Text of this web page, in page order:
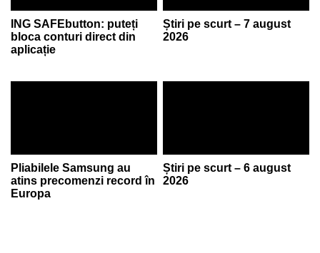
ING SAFEbutton: puteți
bloca conturi direct din
aplicație
Știri pe scurt – 7 august
2026
Pliabilele Samsung au
atins precomenzi record în
Europa
Știri pe scurt – 6 august
2026